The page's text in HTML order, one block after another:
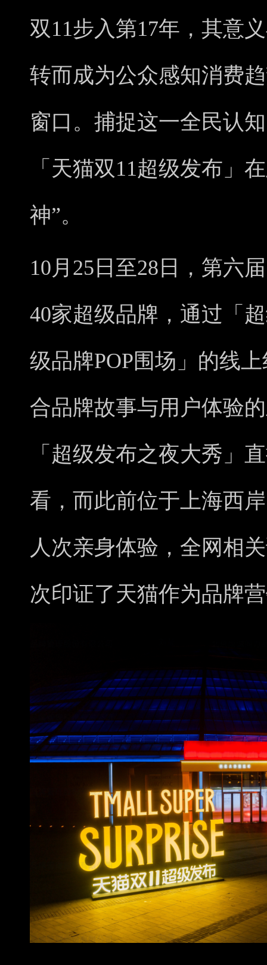
双11步入第17年，其意
转而成为公众感知消费
窗口。捕捉这一全民认
「天猫双11超级发布」
神”。
10月25日至28日，第六
40家超级品牌，通过「
级品牌POP围场」的线
合品牌故事与用户体验
「超级发布之夜大秀」
看，而此前位于上海西
人次亲身体验，全网相
次印证了天猫作为品牌